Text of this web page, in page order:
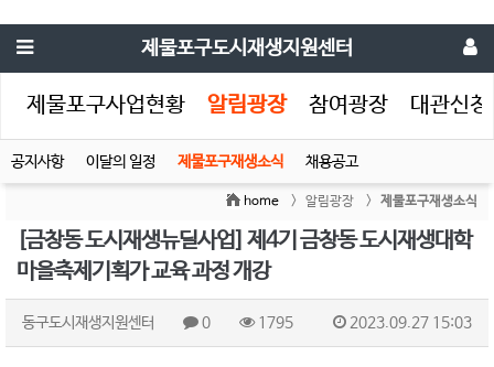
제물포구도시재생지원센터
제물포구사업현황 알림광장 참여광장 대관신청
공지사항 이달의 일정 제물포구재생소식 채용공고
home > 알림광장 > 제물포구재생소식
[금창동 도시재생뉴딜사업] 제4기 금창동 도시재생대학
마을축제기획가 교육 과정 개강
동구도시재생지원센터 0 1795 2023.09.27 15:03